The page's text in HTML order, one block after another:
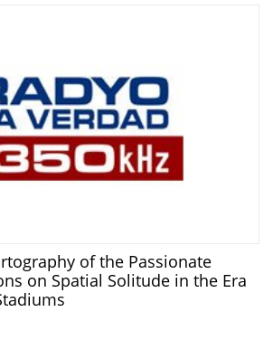
of the Passionate
on Spatial Solitude in the Era